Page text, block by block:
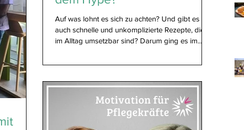
Auf was lohnt es sich zu achten? Und gibt es
auch schnelle und unkomplizierte Rezepte, die
im Alltag umsetzbar sind? Darum ging es im...